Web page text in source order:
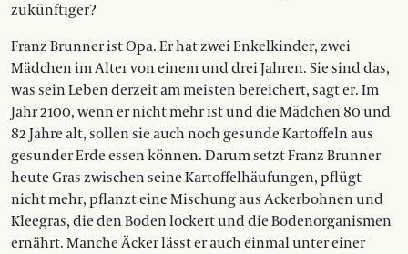
zukünftiger?
Franz Brunner ist Opa. Er hat zwei Enkelkinder, zwei
Mädchen im Alter von einem und drei Jahren. Sie sind das,
was sein Leben derzeit am meisten bereichert, sagt er. Im
Jahr 2100, wenn er nicht mehr ist und die Mädchen 80 und
82 Jahre alt, sollen sie auch noch gesunde Kartoffeln aus
gesunder Erde essen können. Darum setzt Franz Brunner
heute Gras zwischen seine Kartoffelhäufungen, pflügt
nicht mehr, pflanzt eine Mischung aus Ackerbohnen und
Kleegras, die den Boden lockert und die Bodenorganismen
ernährt. Manche Äcker lässt er auch einmal unter einer